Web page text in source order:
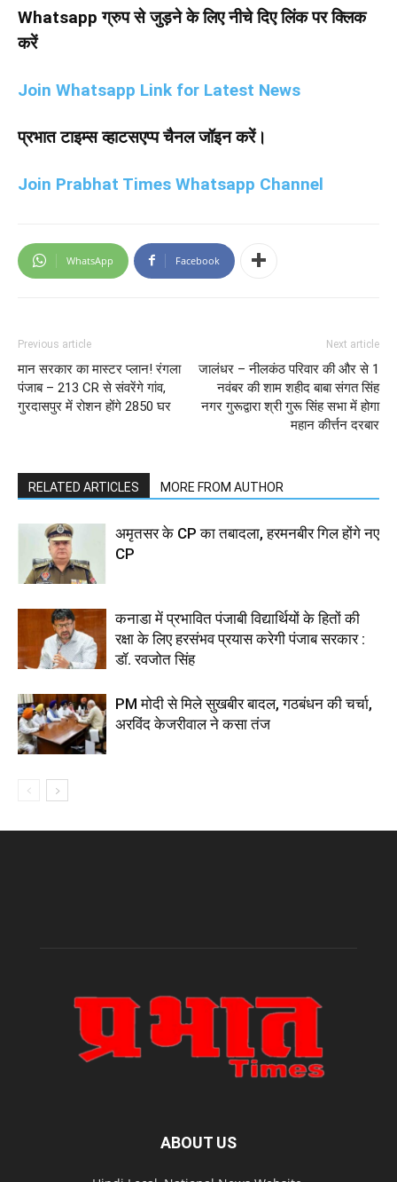
Whatsapp ग्रुप से जुड़ने के लिए नीचे दिए लिंक पर क्लिक
करें
Join Whatsapp Link for Latest News
प्रभात टाइम्स व्हाटसएप्प चैनल जॉइन करें।
Join Prabhat Times Whatsapp Channel
WhatsApp Facebook
Previous article
मान सरकार का मास्टर प्लान! रंगला
पंजाब – 213 CR से संवरेंगे गांव,
गुरदासपुर में रोशन होंगे 2850 घर
Next article
जालंधर – नीलकंठ परिवार की और से 1
नवंबर की शाम शहीद बाबा संगत सिंह
नगर गुरूद्वारा श्री गुरू सिंह सभा में होगा
महान कीर्त्तन दरबार
RELATED ARTICLES MORE FROM AUTHOR
अमृतसर के CP का तबादला, हरमनबीर गिल होंगे नए
CP
कनाडा में प्रभावित पंजाबी विद्यार्थियों के हितों की
रक्षा के लिए हरसंभव प्रयास करेगी पंजाब सरकार :
डॉ. रवजोत सिंह
PM मोदी से मिले सुखबीर बादल, गठबंधन की चर्चा,
अरविंद केजरीवाल ने कसा तंज
ABOUT US